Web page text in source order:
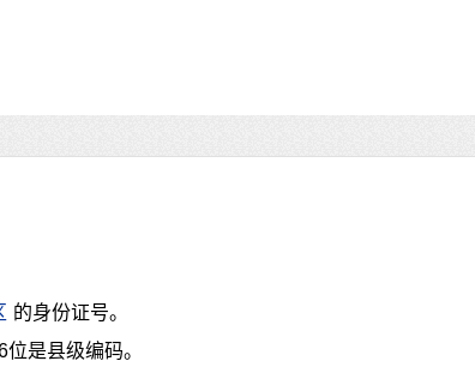
的身份证号。
是县级编码。